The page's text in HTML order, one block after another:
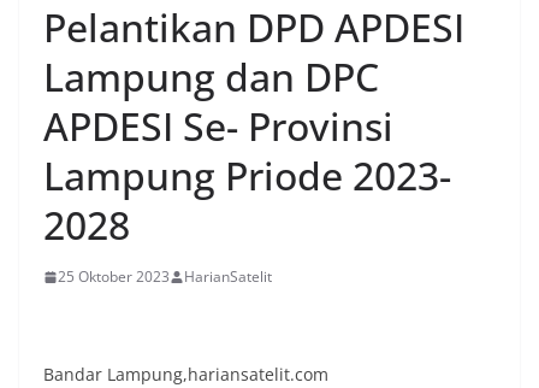
Pelantikan DPD APDESI
Lampung dan DPC
APDESI Se- Provinsi
Lampung Priode 2023-
2028
25 Oktober 2023 HarianSatelit
Bandar Lampung,hariansatelit.com